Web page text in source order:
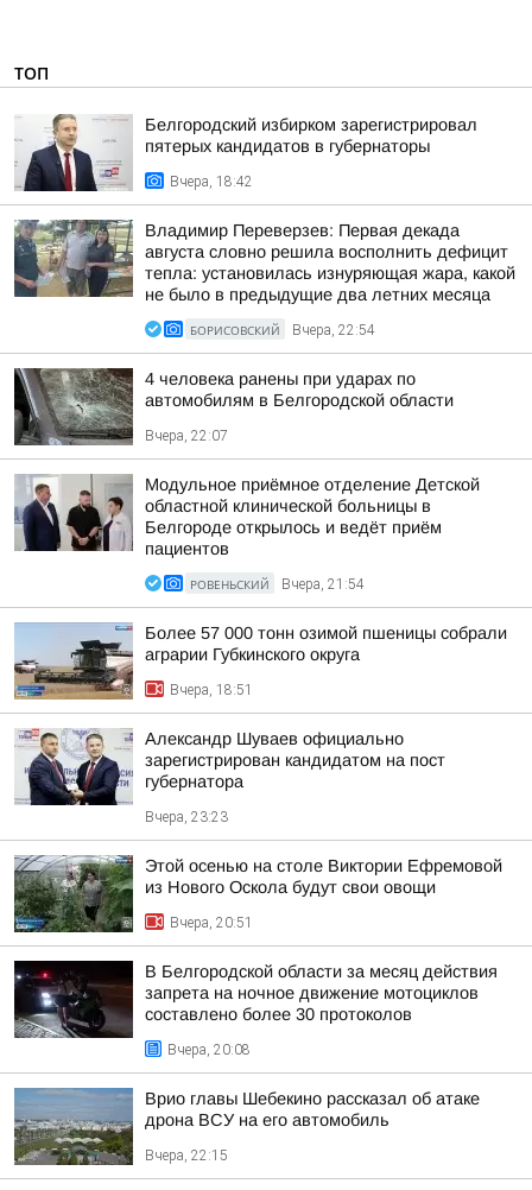
ТОП
Белгородский избирком зарегистрировал
пятерых кандидатов в губернаторы
Вчера, 18:42
Владимир Переверзев: Первая декада
августа словно решила восполнить дефицит
тепла: установилась изнуряющая жара, какой
не было в предыдущие два летних месяца
БОРИСОВСКИЙ Вчера, 22:54
4 человека ранены при ударах по
автомобилям в Белгородской области
Вчера, 22:07
Модульное приёмное отделение Детской
областной клинической больницы в
Белгороде открылось и ведёт приём
пациентов
РОВЕНЬСКИЙ Вчера, 21:54
Более 57 000 тонн озимой пшеницы собрали
аграрии Губкинского округа
Вчера, 18:51
Александр Шуваев официально
зарегистрирован кандидатом на пост
губернатора
Вчера, 23:23
Этой осенью на столе Виктории Ефремовой
из Нового Оскола будут свои овощи
Вчера, 20:51
В Белгородской области за месяц действия
запрета на ночное движение мотоциклов
составлено более 30 протоколов
Вчера, 20:08
Врио главы Шебекино рассказал об атаке
дрона ВСУ на его автомобиль
Вчера, 22:15